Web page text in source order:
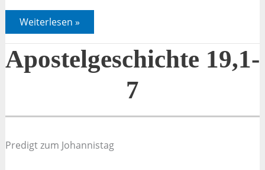
Apostelgeschichte
19,1-
7
Weiterlesen »
Apostelgeschichte 19,1-
7
Predigt zum Johannistag